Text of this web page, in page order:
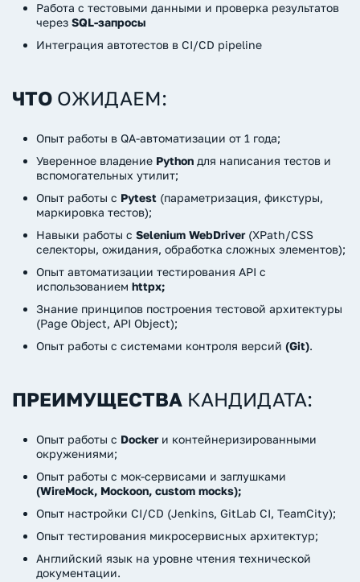
Работа с тестовыми данными и проверка результатов
через SQL-запросы
Интеграция автотестов в CI/CD pipeline
ЧТО ОЖИДАЕМ:
Опыт работы в QA-автоматизации от 1 года;
Уверенное владение Python для написания тестов и
вспомогательных утилит;
Опыт работы с Pytest (параметризация, фикстуры,
маркировка тестов);
Навыки работы с Selenium WebDriver(XPath/CSS
селекторы, ожидания, обработка сложных элементов);
Опыт автоматизации тестирования API с
использованием httpx;
Знание принципов построения тестовой архитектуры
(Page Object, API Object);
Опыт работы с системами контроля версий (Git).
ПРЕИМУЩЕСТВА КАНДИДАТА:
Опыт работы с Dockerи контейнеризированными
окружениями;
Опыт работы с мок-сервисами и заглушками
(WireMock, Mockoon, custom mocks);
Опыт настройки CI/CD (Jenkins, GitLab CI, TeamCity);
Опыт тестирования микросервисных архитектур;
Английский язык на уровне чтения технической
документации.